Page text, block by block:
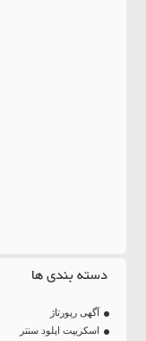
دسته بندی ها
آگهی رپورتاژ
اسکریپت اپلود سنتر